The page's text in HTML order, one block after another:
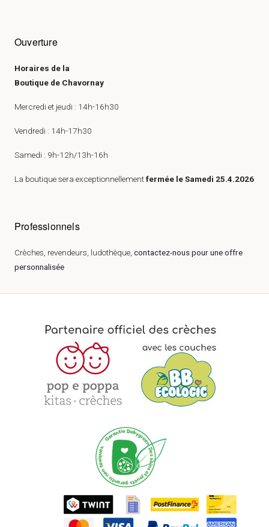
Ouverture
Horaires de la
Boutique de Chavornay
Mercredi et jeudi : 14h-16h30
Vendredi : 14h-17h30
Samedi : 9h-12h/13h-16h
La boutique sera exceptionnellementfermée le Samedi 25.4.2026
Professionnels
Crèches, revendeurs, ludothèque, contactez-nous pour une offre
personnalisée